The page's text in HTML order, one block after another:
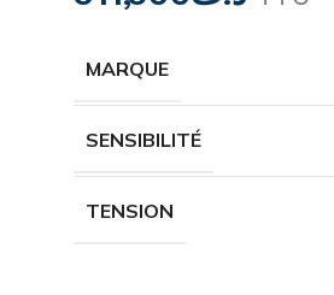
MARQUE
SENSIBILITÉ
TENSION